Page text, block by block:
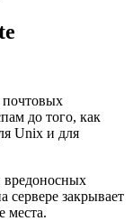
почтовых
до того, как
Unix и для
вредоносных
закрывает
места.